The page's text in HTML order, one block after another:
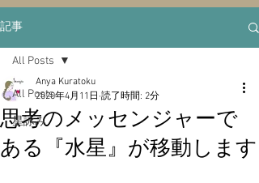
記事
All Posts
星詠み
All Posts
思考のメッセンジャーで
ある『水星』が移動します
Anya Kuratoku
2020年4月11日 読了時間: 2分